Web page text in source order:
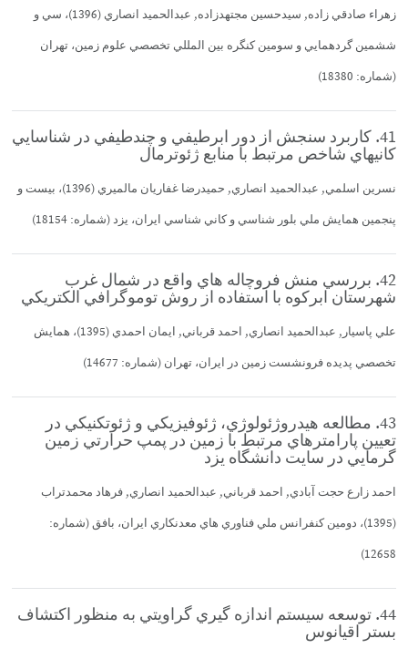
زهراء صادقي زاده, سيدحسين مجتهدزاده, عبدالحميد انصاري (1396)، سي و
ششمين گردهمايي و سومين كنگره بين المللي تخصصي علوم زمين، تهران
(شماره: 18380)
41. كاربرد سنجش از دور ابرطيفي و چندطيفي در شناسايي
كانيهاي شاخص مرتبط با منابع ژئوترمال
نسرين اسلمي, عبدالحميد انصاري, حميدرضا غفاريان مالميري (1396)، بيست و
پنجمين همايش ملي بلور شناسي و كاني شناسي ايران، يزد (شماره: 18154)
42. بررسي منش فروچاله هاي واقع در شمال غرب
شهرستان ابركوه با استفاده از روش توموگرافي الكتريكي
علي پاسيار, عبدالحميد انصاري, احمد قرباني, ايمان احمدي (1395)، همايش
تخصصي پديده فرونشست زمين در ايران، تهران (شماره: 14677)
43. مطالعه هيدروژئولوژي، ژئوفيزيكي و ژئوتكنيكي در
تعيين پارامترهاي مرتبط با زمين در پمپ حرارتي زمين
گرمايي در سايت دانشگاه يزد
احمد زارع حجت آبادي, احمد قرباني, عبدالحميد انصاري, فرهاد محمدتراب
(1395)، دومين كنفرانس ملي فناوري هاي معدنكاري ايران، بافق (شماره:
12658)
44. توسعه سيستم اندازه گيري گراويتي به منظور اكتشاف
بستر اقيانوس